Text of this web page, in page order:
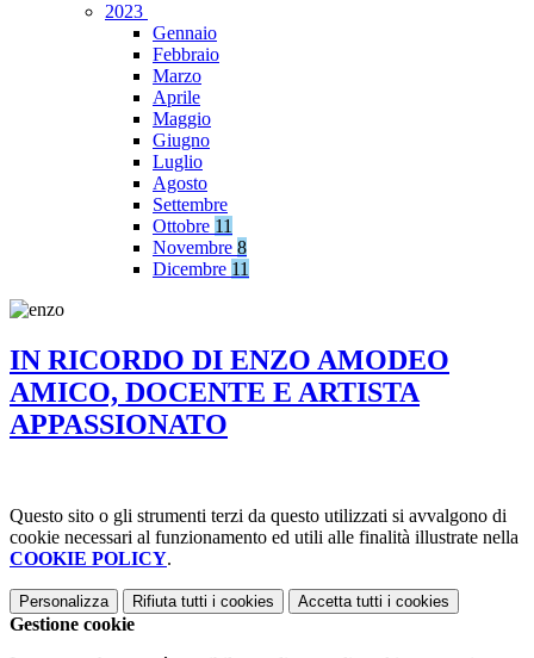
2023
Gennaio
Febbraio
Marzo
Aprile
Maggio
Giugno
Luglio
Agosto
Settembre
Ottobre 11
Novembre 8
Dicembre 11
IN RICORDO DI ENZO AMODEO
AMICO, DOCENTE E ARTISTA
APPASSIONATO
Questo sito o gli strumenti terzi da questo utilizzati si avvalgono di
cookie necessari al funzionamento ed utili alle finalità illustrate nella
COOKIE POLICY.
Personalizza Rifiuta tutti i cookies Accetta tutti i cookies
Gestione cookie